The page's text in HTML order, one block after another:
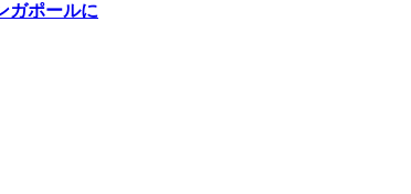
ガポールに